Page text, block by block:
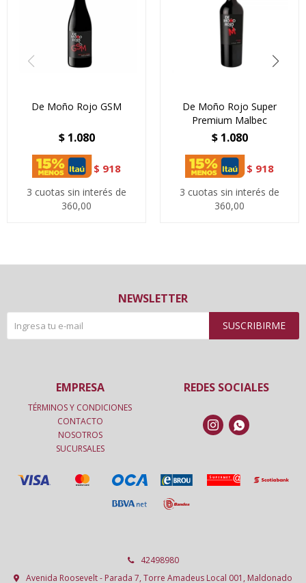
De Moño Rojo GSM
$ 1.080
$ 918
3 cuotas sin interés de
360,00
De Moño Rojo Super
Premium Malbec
$ 1.080
$ 918
3 cuotas sin interés de
360,00
NEWSLETTER
SUSCRIBIRME
REDES SOCIALES
 
42498980
Avenida Roosevelt - Parada 7, Torre Amadeus Local 001, Maldonado
EMPRESA
TÉRMINOS Y CONDICIONES
CONTACTO
NOSOTROS
SUCURSALES